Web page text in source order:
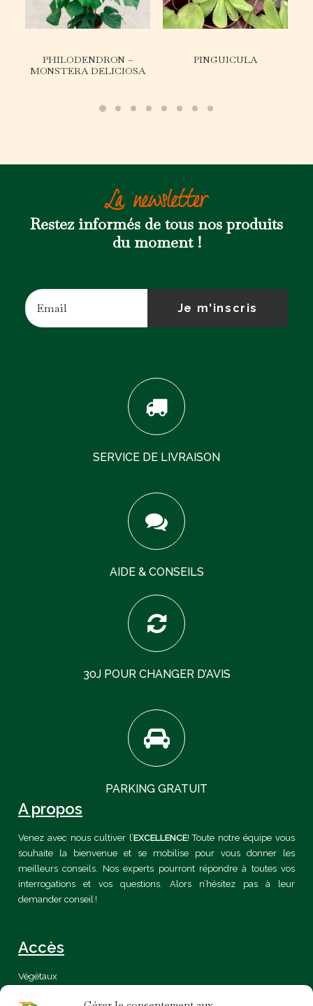
PHILODENDRON –
MONSTERA DELICIOSA
PINGUICULA
La newsletter
Restez informés de tous nos produits
du moment !
SERVICE DE LIVRAISON
AIDE & CONSEILS
30J POUR CHANGER D’AVIS
PARKING GRATUIT
A propos
Venez avec nous cultiver l’EXCELLENCE! Toute notre équipe vous
souhaite la bienvenue et se mobilise pour vous donner les
meilleurs conseils. Nos experts pourront répondre à toutes vos
interrogations et vos questions. Alors n’hésitez pas à leur
demander conseil !
Accès
Végétaux